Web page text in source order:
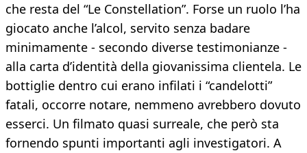
che resta del “Le Constellation”. Forse un ruolo l’ha
giocato anche l’alcol, servito senza badare
minimamente - secondo diverse testimonianze -
alla carta d’identità della giovanissima clientela. Le
bottiglie dentro cui erano infilati i “candelotti”
fatali, occorre notare, nemmeno avrebbero dovuto
esserci. Un filmato quasi surreale, che però sta
fornendo spunti importanti agli investigatori. A